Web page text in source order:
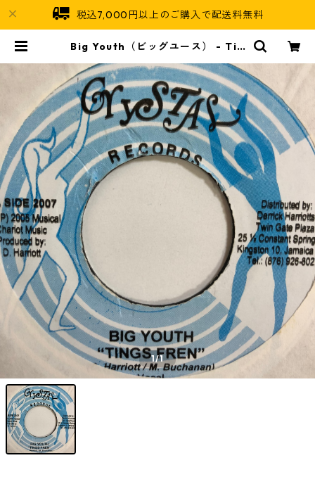
税込7,000円以上のご購入で配送料無料
Big Youth（ビッグユース） - Tin
Soul
1/1